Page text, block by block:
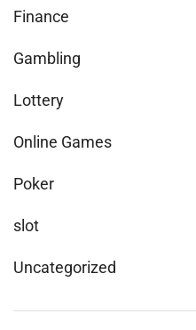
Finance
Gambling
Lottery
Online Games
Poker
slot
Uncategorized